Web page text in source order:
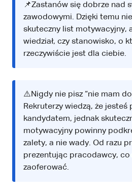
📌Zastanów się dobrze nad
zawodowymi. Dzięki temu
skuteczny list motywacyjny,
wiedział, czy stanowisko, o
rzeczywiście jest dla ciebie.
⚠️Nigdy nie pisz “nie mam
Rekruterzy wiedzą, że jesteś
kandydatem, jednak
motywacyjny powinny
zalety, a nie wady. Od razu
prezentując pracodawcy, co
zaoferować.